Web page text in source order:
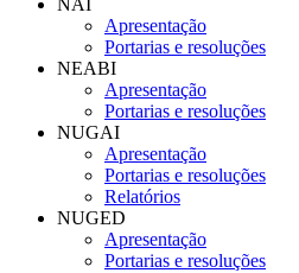
NAI
Apresentação
Portarias e resoluções
NEABI
Apresentação
Portarias e resoluções
NUGAI
Apresentação
Portarias e resoluções
Relatórios
NUGED
Apresentação
Portarias e resoluções